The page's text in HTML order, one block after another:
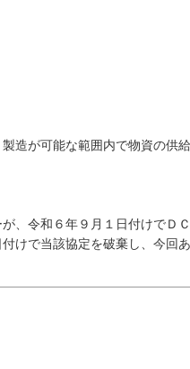
が可能な範囲内で物資の供
、令和６年９月１日付けでＤ
けで当該協定を破棄し、今回